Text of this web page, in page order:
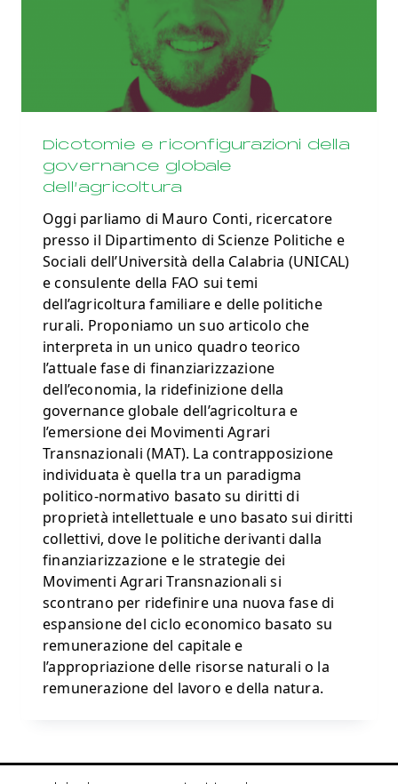
Dicotomie e riconfigurazioni della
governance globale
dell’agricoltura
Oggi parliamo di Mauro Conti, ricercatore
presso il Dipartimento di Scienze Politiche e
Sociali dell’Università della Calabria (UNICAL)
e consulente della FAO sui temi
dell’agricoltura familiare e delle politiche
rurali. Proponiamo un suo articolo che
interpreta in un unico quadro teorico
l’attuale fase di finanziarizzazione
dell’economia, la ridefinizione della
governance globale dell’agricoltura e
l’emersione dei Movimenti Agrari
Transnazionali (MAT). La contrapposizione
individuata è quella tra un paradigma
politico-normativo basato su diritti di
proprietà intellettuale e uno basato sui diritti
collettivi, dove le politiche derivanti dalla
finanziarizzazione e le strategie dei
Movimenti Agrari Transnazionali si
scontrano per ridefinire una nuova fase di
espansione del ciclo economico basato su
remunerazione del capitale e
l’appropriazione delle risorse naturali o la
remunerazione del lavoro e della natura.